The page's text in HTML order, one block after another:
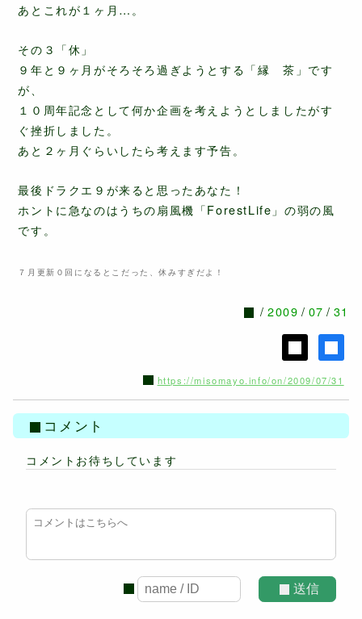
あとこれが１ヶ月…。
その３「休」
９年と９ヶ月がそろそろ過ぎようとする「縁 茶」です
が、
１０周年記念として何か企画を考えようとしましたがす
ぐ挫折しました。
あと２ヶ月ぐらいしたら考えます予告。
最後ドラクエ９が来ると思ったあなた！
ホントに急なのはうちの扇風機「ForestLife」の弱の風
です。
７月更新０回になるとこだった、休みすぎだよ！
2009 07 31
https://misomayo.info/on/2009/07/31
コメント
コメントお待ちしています
送信